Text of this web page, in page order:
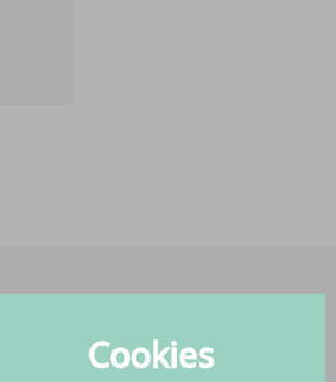
Nous sommes heureux de vous aider !
Cookies